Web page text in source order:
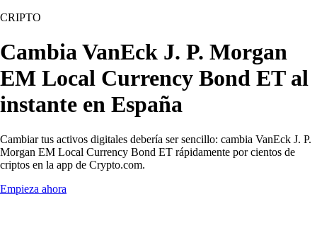
CRIPTO
Cambia VanEck J. P. Morgan
EM Local Currency Bond ET al
instante en España
Cambiar tus activos digitales debería ser sencillo: cambia VanEck J. P.
Morgan EM Local Currency Bond ET rápidamente por cientos de
criptos en la app de Crypto.com.
Empieza ahora